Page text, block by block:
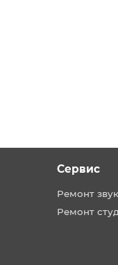
Сервис
Ремонт
Ремонт